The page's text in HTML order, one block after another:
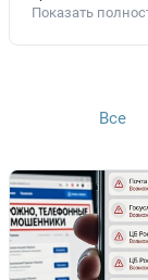
Показать
Все